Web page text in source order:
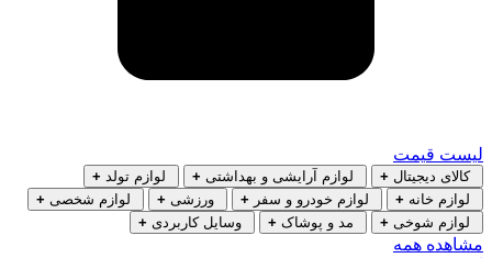
لیست قیمت
کالای دیجیتال + لوازم آرایشی و بهداشتی + لوازم تولد +
لوازم خانه + لوازم خودرو و سفر + ورزشی + لوازم شخصی +
لوازم شوخی + مد و پوشاک + وسایل کاربردی +
مشاهده همه